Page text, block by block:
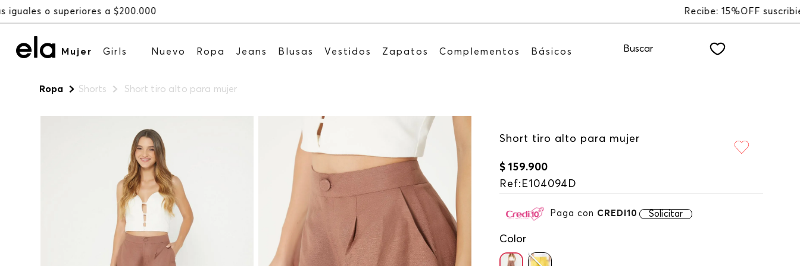
Mujer Girls Nuevo Ropa Jeans Blusas Vestidos Zapatos Complementos Básicos Buscar
Ropa Shorts Short tiro alto para mujer
Short tiro alto para mujer
$ 159.900
Ref: E104094D
Paga con CREDI10 Solicitar
Color